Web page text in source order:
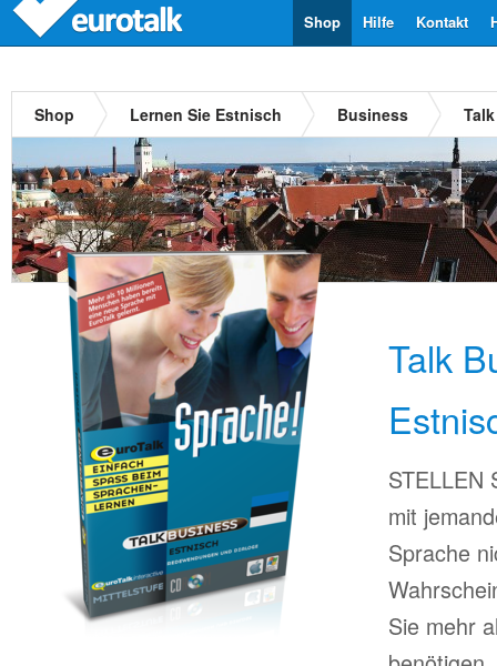
Kontakt
Hilfe
Shop
Shop Lernen Sie Estnisch Business
Talk
STELLEN
mit
Sprache
Sie mehr